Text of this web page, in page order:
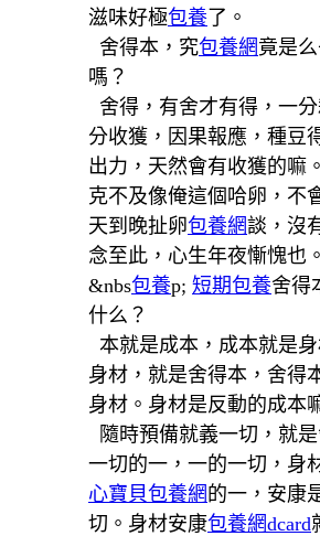
滋味好極包養了。
舍得本，究包養網竟是
嗎？
舍得，有舍才有得，一
分收獲，因果報應，種豆
出力，天然會有收獲的嘛
克不及像俺這個哈卵，不
天到晚扯卵包養網談，沒
念至此，心生年夜慚愧也。
&nbs包養p; 短期包養舍得
什么？
本就是成本，成本就是
身材，就是舍得本，舍得
身材。身材是反動的成本
隨時預備就義一切，就是
一切的一，一的一切，身
心寶貝包養網的一，安康
切。身材安康包養網dcard